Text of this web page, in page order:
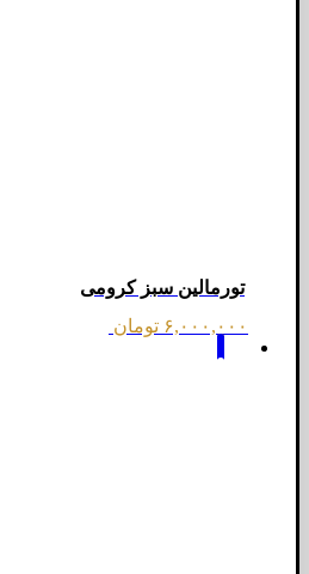
تورمالین سبز کرومی
۶,۰۰۰,۰۰۰ تومان